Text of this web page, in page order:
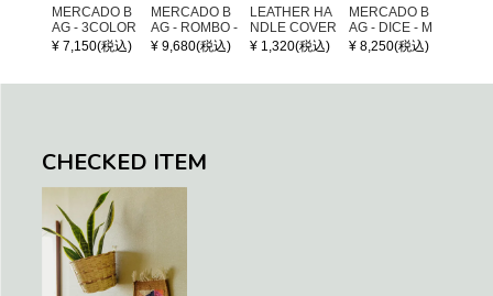
MERCADO B
AG - 3COLOR
S CHECK - Bl
¥ 7,150(税込)
MERCADO B
AG - ROMBO -
LONG HANDL
¥ 9,680(税込)
LEATHER HA
NDLE COVER
¥ 1,320(税込)
MERCADO B
AG - DICE - M
OSAIC - Copp
¥ 8,250(税込)
CHECKED ITEM